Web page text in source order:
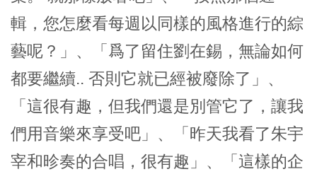
輯，您怎麼看每週以同樣的風格進行的綜
藝呢？」、「爲了留住劉在錫，無論如何
都要繼續.. 否則它就已經被廢除了」、
「這很有趣，但我們還是別管它了，讓我
們用音樂來享受吧」、「昨天我看了朱宇
宰和昣奏的合唱，很有趣」、「這樣的企